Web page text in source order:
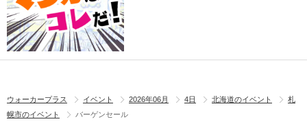
ウォーカープラス イベント 2026年06月 4日 北海道のイベント
札
幌市のイベント
バーゲンセール